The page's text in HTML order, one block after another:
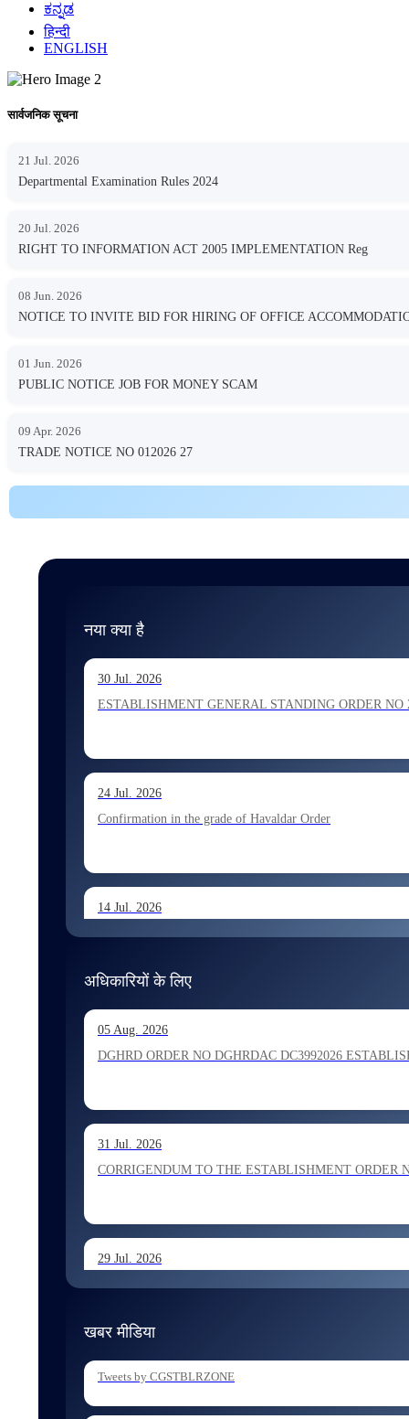
ಕನ್ನಡ
हिन्दी
ENGLISH
सार्वजनिक सूचना
21 Jul. 2026
Departmental Examination Rules 2024
20 Jul. 2026
RIGHT TO INFORMATION ACT 2005 IMPLEMENTATION Reg
08 Jun. 2026
NOTICE TO INVITE BID FOR HIRING OF OFFICE
01 Jun. 2026
PUBLIC NOTICE JOB FOR MONEY SCAM
09 Apr. 2026
TRADE NOTICE NO 012026 27
नया क्या है
30 Jul. 2026
ESTABLISHMENT GENERAL STANDING ORDER NO
24 Jul. 2026
Confirmation in the grade of Havaldar Order
14 Jul. 2026
13 Jul. 2026
Allocation of Inspector recommended for appointment by
13 Jul. 2026
Allocation of Executive Assistant recommended for
अधिकारियों के लिए
05 Aug. 2026
DGHRD ORDER NO DGHRDAC DC3992026
31 Jul. 2026
CORRIGENDUM TO THE ESTABLISHMENT ORDER
29 Jul. 2026
29 Jul. 2026
खबर मीडिया
Tweets by CGSTBLRZONE